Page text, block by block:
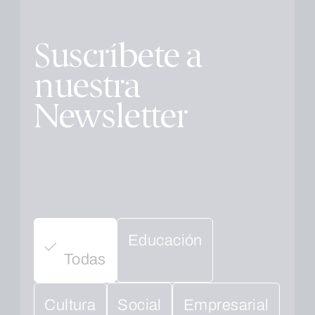
Suscríbete a
nuestra
Newsletter
Todas
Educación
Cultura Social Empresarial